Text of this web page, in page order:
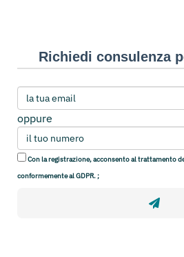
Richiedi consulenza
oppure
Con la registrazione, acconsento al trattamento
conformemente al GDPR. ;